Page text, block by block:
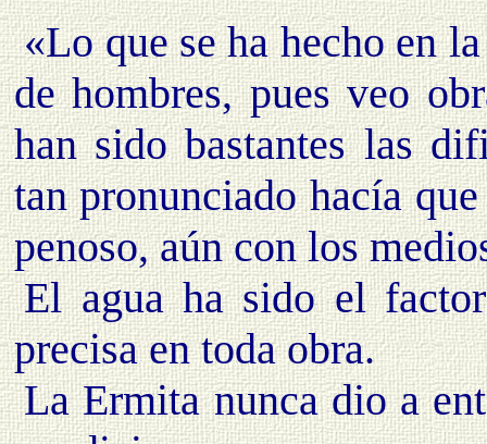
«Lo que se ha hecho en
de hombres, pues veo
han sido bastantes las
tan pronunciado hacía
penoso, aún con los
El agua ha sido el
precisa en toda obra.
La Ermita nunca dio a